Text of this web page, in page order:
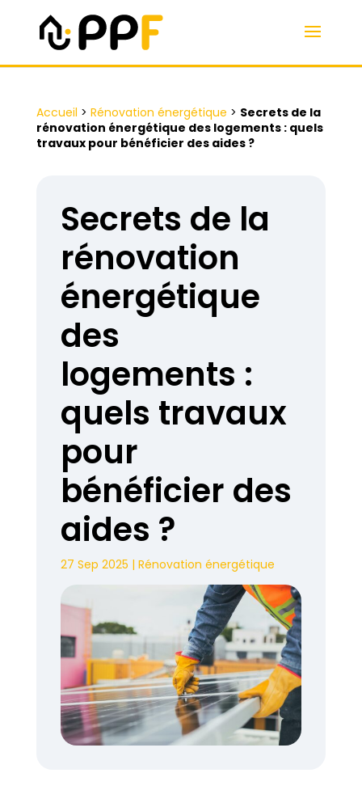
Accueil > Rénovation énergétique > Secrets de la
rénovation énergétique des logements : quels
travaux pour bénéficier des aides ?
Secrets de la
rénovation
énergétique
des
logements :
quels travaux
pour
bénéficier des
aides ?
27 Sep 2025 | Rénovation énergétique